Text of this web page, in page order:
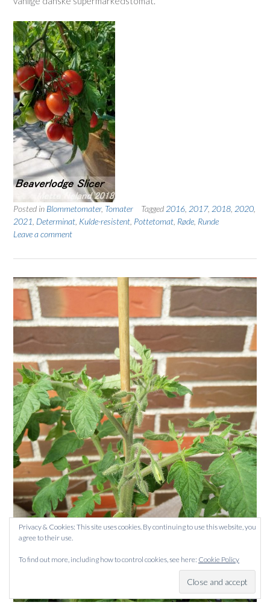
Posted in Blommetomater, Tomater Tagged 2016 2017, 2018 2020
2021 Determinat Kulde-resistent Pottetomat Røde Runde
Leave a comment
Privacy & Cookies: This site uses cookies. By continuing to use this website, you
agree to their use.
To find out more, including how to control cookies, see here: Cookie Policy